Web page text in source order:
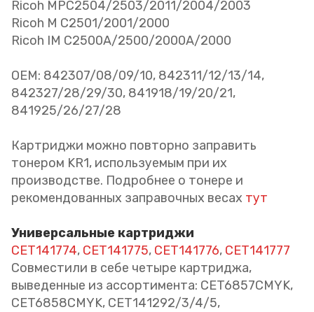
Ricoh MPC2504/2503/2011/2004/2003
Ricoh M C2501/2001/2000
Ricoh IM C2500A/2500/2000A/2000
OEM: 842307/08/09/10, 842311/12/13/14,
842327/28/29/30, 841918/19/20/21,
841925/26/27/28
Картриджи можно повторно заправить
тонером KR1, используемым при их
производстве. Подробнее о тонере и
рекомендованных заправочных весах тут
Универсальные картриджи
CET141774, CET141775, CET141776, CET141777
Совместили в себе четыре картриджа,
выведенные из ассортимента: CET6857CMYK,
CET6858CMYK, CET141292/3/4/5,